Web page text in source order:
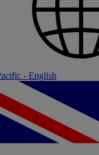
- English